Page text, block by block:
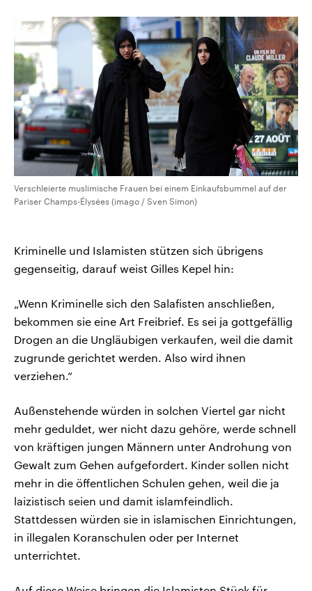
Verschleierte muslimische Frauen bei einem Einkaufsbummel auf der
Pariser Champs-Élysées (imago / Sven Simon)
Kriminelle und Islamisten stützen sich übrigens
gegenseitig, darauf weist Gilles Kepel hin:
„Wenn Kriminelle sich den Salafisten anschließen,
bekommen sie eine Art Freibrief. Es sei ja gottgefällig
Drogen an die Ungläubigen verkaufen, weil die damit
zugrunde gerichtet werden. Also wird ihnen
verziehen.“
Außenstehende würden in solchen Viertel gar nicht
mehr geduldet, wer nicht dazu gehöre, werde schnell
von kräftigen jungen Männern unter Androhung von
Gewalt zum Gehen aufgefordert. Kinder sollen nicht
mehr in die öffentlichen Schulen gehen, weil die ja
laizistisch seien und damit islamfeindlich.
Stattdessen würden sie in islamischen Einrichtungen,
in illegalen Koranschulen oder per Internet
unterrichtet.